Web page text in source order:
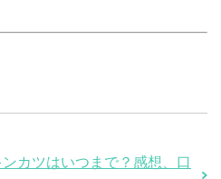
カツはいつまで？感想、口